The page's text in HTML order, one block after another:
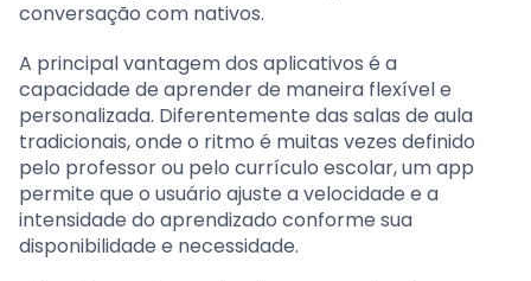
conversação com nativos.
A principal vantagem dos aplicativos é a
capacidade de aprender de maneira flexível e
personalizada. Diferentemente das salas de aula
tradicionais, onde o ritmo é muitas vezes definido
pelo professor ou pelo currículo escolar, um app
permite que o usuário ajuste a velocidade e a
intensidade do aprendizado conforme sua
disponibilidade e necessidade.